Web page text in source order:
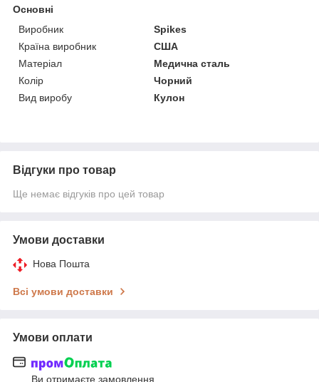
Основні
Виробник
Spikes
Країна виробник
США
Матеріал
Медична сталь
Колір
Чорний
Вид виробу
Кулон
Відгуки про товар
Ще немає відгуків про цей товар
Умови доставки
Нова Пошта
Всі умови доставки
Умови оплати
Ви отримаєте замовлення